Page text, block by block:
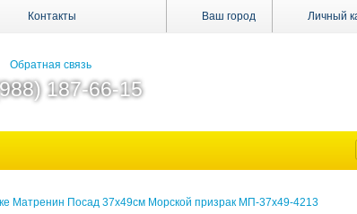
Ваш город Личный
Контакты
Обратная связь
187-66-15
Матренин Посад 37х49см Морской призрак МП-37х49-4213